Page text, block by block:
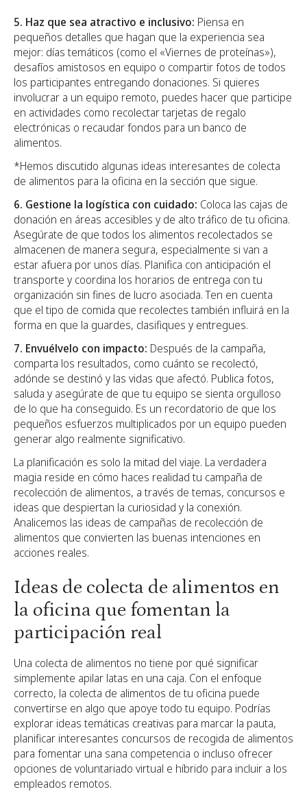
5. Haz que sea atractivo e inclusivo: Piensa en
pequeños detalles que hagan que la experiencia sea
mejor: días temáticos (como el «Viernes de proteínas»),
desafíos amistosos en equipo o compartir fotos de todos
los participantes entregando donaciones. Si quieres
involucrar a un equipo remoto, puedes hacer que participe
en actividades como recolectar tarjetas de regalo
electrónicas o recaudar fondos para un banco de
alimentos.
*Hemos discutido algunas ideas interesantes de colecta
de alimentos para la oficina en la sección que sigue.
6. Gestione la logística con cuidado: Coloca las cajas de
donación en áreas accesibles y de alto tráfico de tu oficina.
Asegúrate de que todos los alimentos recolectados se
almacenen de manera segura, especialmente si van a
estar afuera por unos días. Planifica con anticipación el
transporte y coordina los horarios de entrega con tu
organización sin fines de lucro asociada. Ten en cuenta
que el tipo de comida que recolectes también influirá en la
forma en que la guardes, clasifiques y entregues.
7. Envuélvelo con impacto: Después de la campaña,
comparta los resultados, como cuánto se recolectó,
adónde se destinó y las vidas que afectó. Publica fotos,
saluda y asegúrate de que tu equipo se sienta orgulloso
de lo que ha conseguido. Es un recordatorio de que los
pequeños esfuerzos multiplicados por un equipo pueden
generar algo realmente significativo.
La planificación es solo la mitad del viaje. La verdadera
magia reside en cómo haces realidad tu campaña de
recolección de alimentos, a través de temas, concursos e
ideas que despiertan la curiosidad y la conexión.
Analicemos las ideas de campañas de recolección de
alimentos que convierten las buenas intenciones en
acciones reales.
Ideas de colecta de alimentos en
la oficina que fomentan la
participación real
Una colecta de alimentos no tiene por qué significar
simplemente apilar latas en una caja. Con el enfoque
correcto, la colecta de alimentos de tu oficina puede
convertirse en algo que apoye todo tu equipo. Podrías
explorar ideas temáticas creativas para marcar la pauta,
planificar interesantes concursos de recogida de alimentos
para fomentar una sana competencia o incluso ofrecer
opciones de voluntariado virtual e híbrido para incluir a los
empleados remotos.